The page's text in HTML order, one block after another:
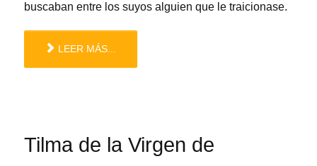
buscaban entre los suyos alguien que le traicionase.
LEER MÁS...
Tilma de la Virgen de